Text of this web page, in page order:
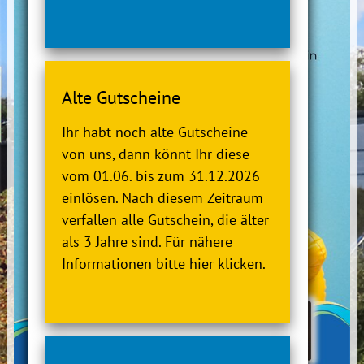
Alte Gutscheine
Ihr habt noch alte Gutscheine
von uns, dann könnt Ihr diese
vom 01.06. bis zum 31.12.2026
einlösen. Nach diesem Zeitraum
verfallen alle Gutschein, die älter
als 3 Jahre sind. Für nähere
Informationen bitte hier klicken.